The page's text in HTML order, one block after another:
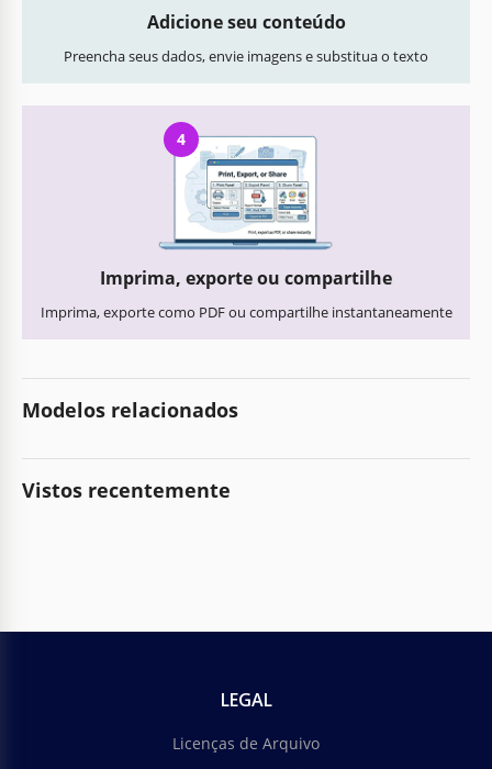
Adicione seu conteúdo
Preencha seus dados, envie imagens e substitua o texto
4
Imprima, exporte ou compartilhe
Imprima, exporte como PDF ou compartilhe instantaneamente
Modelos relacionados
Vistos recentemente
LEGAL
Licenças de Arquivo